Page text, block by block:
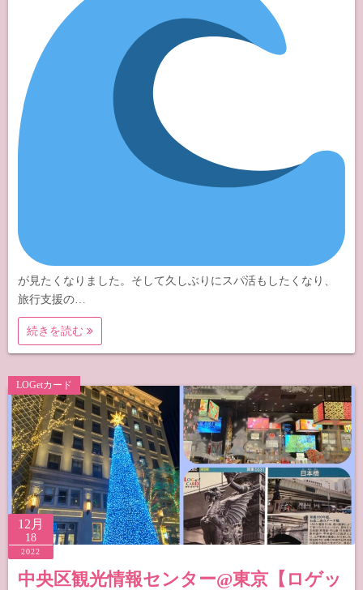
が見たくなりました。そして久しぶりにスパ活もしたくなり、
旅行支援の…
続きを読む
LOGetカード
12月
18
2022
中央区観光情報センター@東京【ロゲッ